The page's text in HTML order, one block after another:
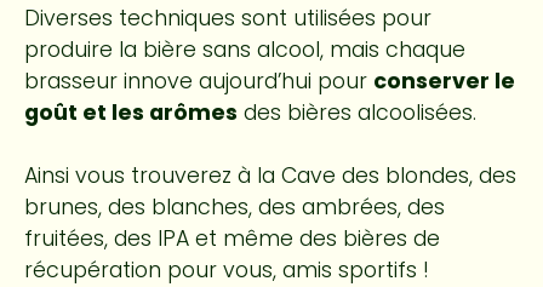
Diverses techniques sont utilisées pour
produire la bière sans alcool, mais chaque
brasseur innove aujourd’hui pour conserver le
goût et les arômes des bières alcoolisées.
Ainsi vous trouverez à la Cave des blondes, des
brunes, des blanches, des ambrées, des
fruitées, des IPA et même des bières de
récupération pour vous, amis sportifs !